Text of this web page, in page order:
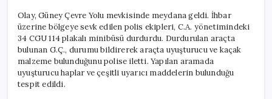
Ürün
Ele
Geçirdi:
İki
Kişi
Gözaltında
için
Olay, Güney Çevre Yolu mevkisinde meydana geldi. İhbar
üzerine bölgeye sevk edilen polis ekipleri, C.A. yönetimindeki
34 CGU 114 plakalı minibüsü durdurdu. Durdurulan araçta
bulunan G.Ç., durumu bildirerek araçta uyuşturucu ve kaçak
malzeme bulunduğunu polise iletti. Yapılan aramada
uyuşturucu haplar ve çeşitli uyarıcı maddelerin bulunduğu
tespit edildi.